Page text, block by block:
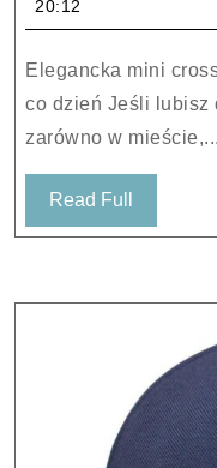
–
Joy
Mini
Crossover
BDS
20:12
Elegancka mini crossover od Tommy Hilfiger – styl na
co dzień Jeśli lubisz
zarówno w mieście,...
Read Full
Full